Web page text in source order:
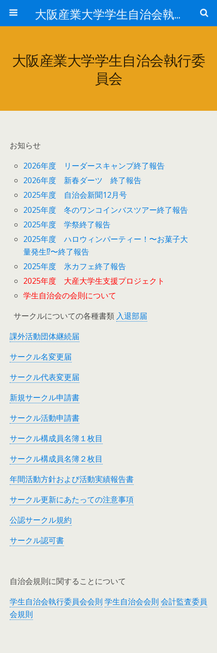
大阪産業大学学生自治会執行委員会
大阪産業大学学生自治会執行委
員会
お知らせ
2026年度 リーダースキャンプ終了報告
2026年度 新春ダーツ 終了報告
2025年度 自治会新聞12月号
2025年度 冬のワンコインバスツアー終了報告
2025年度 学祭終了報告
2025年度 ハロウィンパーティー！〜お菓子大
量発生⁉︎〜終了報告
2025年度 氷カフェ終了報告
2025年度 大産大学生支援プロジェクト
学生自治会の会則について
サークルについての各種書類 入退部届
課外活動団体継続届
サークル名変更届
サークル代表変更届
新規サークル申請書
サークル活動申請書
サークル構成員名簿１枚目
サークル構成員名簿２枚目
年間活動方針および活動実績報告書
サークル更新にあたっての注意事項
公認サークル規約
サークル認可書
自治会規則に関することについて
学生自治会執行委員会会則 学生自治会会則 会計監査委員
会規則